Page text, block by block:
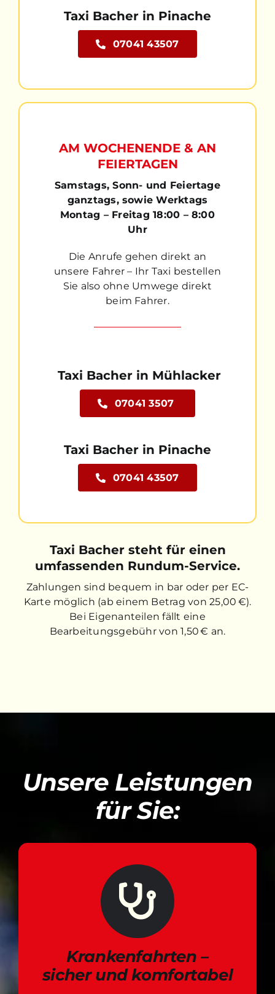
Taxi Bacher in Pinache
07041 43507
AM WOCHENENDE & AN
FEIERTAGEN
Samstags, Sonn- und Feiertage
ganztags, sowie Werktags
Montag – Freitag 18:00 – 8:00
Uhr
Die Anrufe gehen direkt an
unsere Fahrer – Ihr Taxi bestellen
Sie also ohne Umwege direkt
beim Fahrer.
Taxi Bacher in Mühlacker
07041 3507
Taxi Bacher in Pinache
07041 43507
Taxi Bacher steht für einen
umfassenden Rundum-Service.
Zahlungen sind bequem in bar oder per EC-
Karte möglich (ab einem Betrag von 25,00 €).
Bei Eigenanteilen fällt eine
Bearbeitungsgebühr von 1,50 € an.
Unsere Leistungen
für Sie:
Krankenfahrten –
sicher und komfortabel